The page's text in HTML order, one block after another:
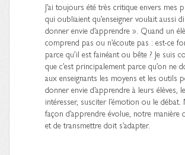
J’ai toujours été très critique envers mes
qui oubliaient qu’enseigner voulait aussi
donner envie d’apprendre ». Quand un
comprend pas ou n’écoute pas : est-ce
parce qu’il est fainéant ou bête ? Je suis
que c’est principalement parce qu’on ne
aux enseignants les moyens et les outils
donner envie d’apprendre à leurs élèves,
intéresser, susciter l’émotion ou le
façon d’apprendre évolue, notre manière
et de transmettre doit s’adapter.